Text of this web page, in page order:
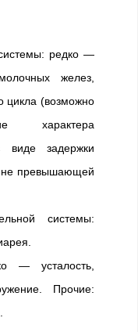
редко —
желез,
цикла (возможно
характера
виде задержки
не превышающей
системы:
— усталость,
Прочие: